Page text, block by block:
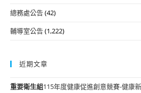
總務處公告(42)
輔導室公告(1,222)
近期文章
重要衛生組115年度健康促進創意競賽-健康